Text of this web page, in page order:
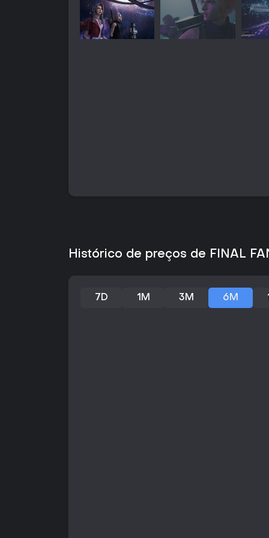
Histórico de preços de FINAL
7D 1M 3M 6M